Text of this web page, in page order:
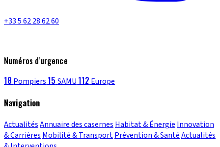
+33 5 62 28 62 60
Numéros d'urgence
18 Pompiers 15 SAMU 112 Europe
Navigation
ActualitésAnnuaire des casernes Habitat & Énergie Innovation
& Carrières Mobilité & TransportPrévention & SantéActualités